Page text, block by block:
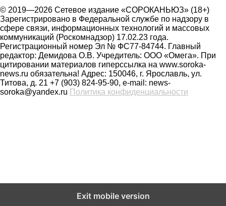
© 2019—2026 Сетевое издание «СОРОКАНЬЮЗ» (18+)
Зарегистрировано в Федеральной службе по надзору в
сфере связи, информационных технологий и массовых
коммуникаций (Роскомнадзор) 17.02.23 года.
Регистрационный номер Эл № ФС77-84744. Главный
редактор: Демидова О.В. Учредитель: ООО «Омега». При
цитировании материалов гиперссылка на www.soroka-
news.ru обязательна! Адрес: 150046, г. Ярославль, ул.
Титова, д. 21 +7 (903) 824-95-90, e-mail: news-
soroka@yandex.ru Политика конфиденциальности
Exit mobile version
пользователей (cookie, данные об IP - адресе и